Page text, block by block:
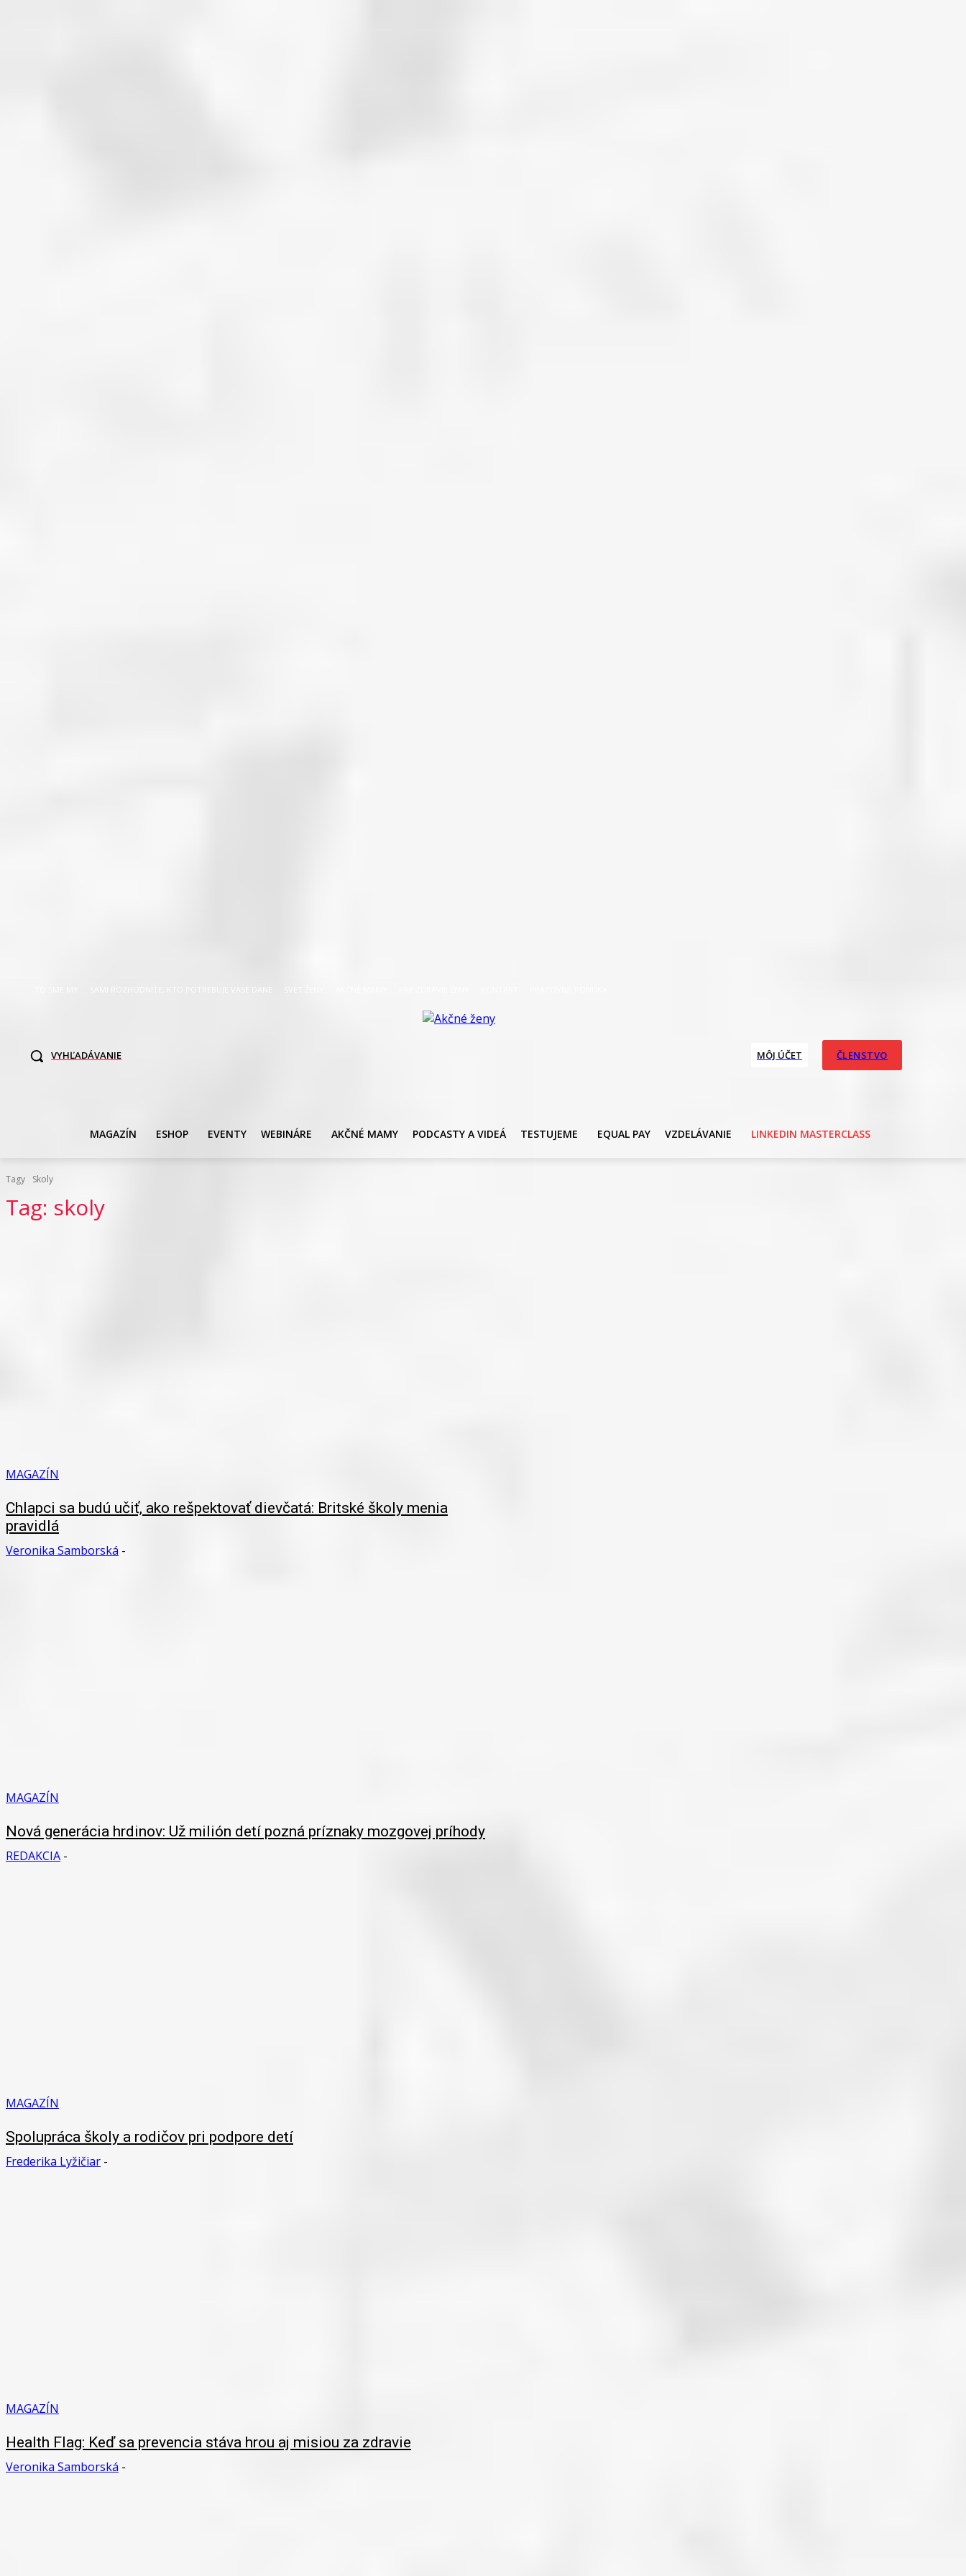
VYHĽADÁVANIE MÔJ ÚČET ČLENSTVO
MAGAZÍN ESHOP EVENTY WEBINÁRE AKČNÉ MAMY PODCASTY A VIDEÁ TESTUJEME EQUAL PAY VZDELÁVANIE LINKEDIN MASTERCLASS
Tagy Skoly
Tag: skoly
MAGAZÍN
Chlapci sa budú učiť, ako rešpektovať dievčatá: Britské školy menia
pravidlá
Veronika Samborská -
MAGAZÍN
Nová generácia hrdinov: Už milión detí pozná príznaky mozgovej príhody
REDAKCIA -
MAGAZÍN
Spolupráca školy a rodičov pri podpore detí
Frederika Lyžičiar -
MAGAZÍN
Health Flag: Keď sa prevencia stáva hrou aj misiou za zdravie
Veronika Samborská -